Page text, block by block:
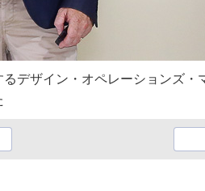
デザイン・オペレーションズ・